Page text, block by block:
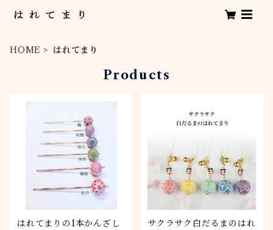
HOME はれてまり
Products
はれてまりの1本かんざし
サクラサク白だるまのはれ